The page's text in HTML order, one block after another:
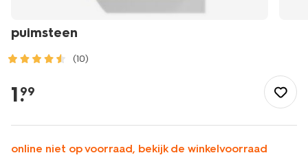
puimsteen
(10)
gezond/persoonlijke-
verzorging/voetverzorging/voetvijl/puimsteen-
1.
99
online niet op voorraad, bekijk de winkelvoorraad